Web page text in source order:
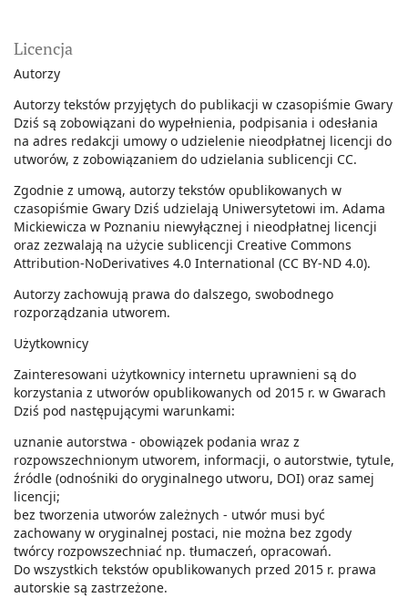
Licencja
Autorzy
Autorzy tekstów przyjętych do publikacji w czasopiśmie Gwary
Dziś są zobowiązani do wypełnienia, podpisania i odesłania
na adres redakcji umowy o udzielenie nieodpłatnej licencji do
utworów, z zobowiązaniem do udzielania sublicencji CC.
Zgodnie z umową, autorzy tekstów opublikowanych w
czasopiśmie Gwary Dziś udzielają Uniwersytetowi im. Adama
Mickiewicza w Poznaniu niewyłącznej i nieodpłatnej licencji
oraz zezwalają na użycie sublicencji Creative Commons
Attribution-NoDerivatives 4.0 International (CC BY-ND 4.0).
Autorzy zachowują prawa do dalszego, swobodnego
rozporządzania utworem.
Użytkownicy
Zainteresowani użytkownicy internetu uprawnieni są do
korzystania z utworów opublikowanych od 2015 r. w Gwarach
Dziś pod następującymi warunkami:
uznanie autorstwa - obowiązek podania wraz z
rozpowszechnionym utworem, informacji, o autorstwie, tytule,
źródle (odnośniki do oryginalnego utworu, DOI) oraz samej
licencji;
bez tworzenia utworów zależnych - utwór musi być
zachowany w oryginalnej postaci, nie można bez zgody
twórcy rozpowszechniać np. tłumaczeń, opracowań.
Do wszystkich tekstów opublikowanych przed 2015 r. prawa
autorskie są zastrzeżone.